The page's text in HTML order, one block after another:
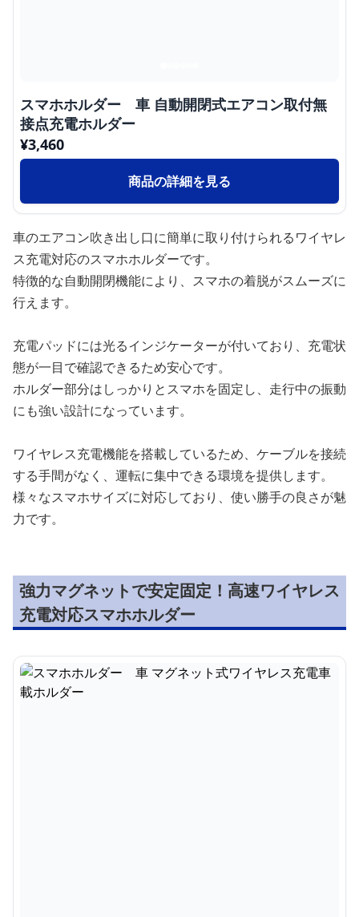
スマホホルダー 車 自動開閉式エアコン取付無
接点充電ホルダー
¥3,460
商品の詳細を見る
車のエアコン吹き出し口に簡単に取り付けられるワイヤレ
ス充電対応のスマホホルダーです。
特徴的な自動開閉機能により、スマホの着脱がスムーズに
行えます。
充電パッドには光るインジケーターが付いており、充電状
態が一目で確認できるため安心です。
ホルダー部分はしっかりとスマホを固定し、走行中の振動
にも強い設計になっています。
ワイヤレス充電機能を搭載しているため、ケーブルを接続
する手間がなく、運転に集中できる環境を提供します。
様々なスマホサイズに対応しており、使い勝手の良さが魅
力です。
強力マグネットで安定固定！高速ワイヤレス
充電対応スマホホルダー